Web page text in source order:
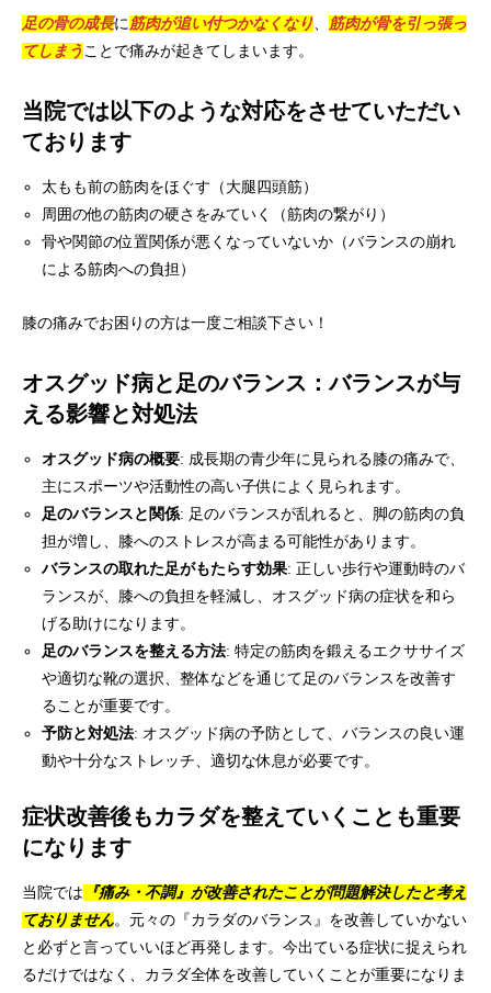
足の骨の成長に筋肉が追い付つかなくなり、 筋肉が骨を引っ張っ
てしまう ことで痛みが起きてしまいます。
当院では以下のような対応をさせていただい
ております
太もも前の筋肉をほぐす（大腿四頭筋）
周囲の他の筋肉の硬さをみていく（筋肉の繋がり）
骨や関節の位置関係が悪くなっていないか（バランスの崩れ
による筋肉への負担）
膝の痛みでお困りの方は一度ご相談下さい！
オスグッド病と足のバランス：バランスが与
える影響と対処法
オスグッド病の概要: 成長期の青少年に見られる膝の痛みで、
主にスポーツや活動性の高い子供によく見られます。
足のバランスと関係: 足のバランスが乱れると、脚の筋肉の負
担が増し、膝へのストレスが高まる可能性があります。
バランスの取れた足がもたらす効果: 正しい歩行や運動時のバ
ランスが、膝への負担を軽減し、オスグッド病の症状を和ら
げる助けになります。
足のバランスを整える方法: 特定の筋肉を鍛えるエクササイズ
や適切な靴の選択、整体などを通じて足のバランスを改善す
ることが重要です。
予防と対処法: オスグッド病の予防として、バランスの良い運
動や十分なストレッチ、適切な休息が必要です。
症状改善後もカラダを整えていくことも重要
になります
当院では 『痛み・不調』が改善されたことが問題解決したと考え
ておりません。元々の『カラダのバランス』を改善していかない
と必ずと言っていいほど再発します。今出ている症状に捉えられ
るだけではなく、カラダ全体を改善していくことが重要になりま